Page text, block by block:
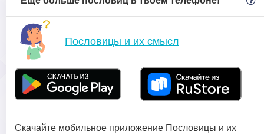
Пословицы и их смысл
Скачайте мобильное приложение Пословицы и их